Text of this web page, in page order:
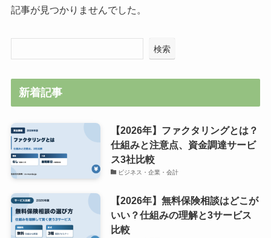
記事が見つかりませんでした。
検索
新着記事
【2026年】ファクタリングとは？
仕組みと注意点、資金調達サービ
ス3社比較
ビジネス・企業・会計
【2026年】無料保険相談はどこが
いい？仕組みの理解と3サービス
比較